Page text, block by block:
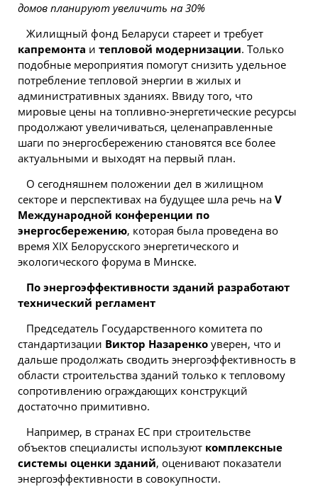
домов планируют увеличить на 30%
Жилищный фонд Беларуси стареет и требует
капремонта и тепловой модернизации. Только
подобные мероприятия помогут снизить удельное
потребление тепловой энергии в жилых и
административных зданиях. Ввиду того, что
мировые цены на топливно-энергетические ресурсы
продолжают увеличиваться, целенаправленные
шаги по энергосбережению становятся все более
актуальными и выходят на первый план.
О сегодняшнем положении дел в жилищном
секторе и перспективах на будущее шла речь на V
Международной конференции по
энергосбережению, которая была проведена во
время XIX Белорусского энергетического и
экологического форума в Минске.
По энергоэффективности зданий разработают
технический регламент
Председатель Государственного комитета по
стандартизации Виктор Назаренко уверен, что и
дальше продолжать сводить энергоэффективность в
области строительства зданий только к тепловому
сопротивлению ограждающих конструкций
достаточно примитивно.
Например, в странах ЕС при строительстве
объектов специалисты используют комплексные
системы оценки зданий, оценивают показатели
энергоэффективности в совокупности.